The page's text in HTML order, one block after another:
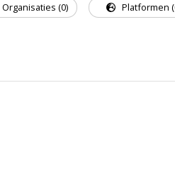
Organisaties (0) Platformen